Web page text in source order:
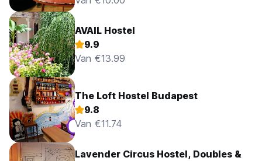
AVAIL Hostel
9.9
Van €13.99
The Loft Hostel Budapest
9.8
Van €11.74
Lavender Circus Hostel, Doubles &